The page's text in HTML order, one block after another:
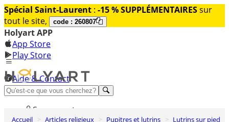
Spécial Saint-Laurent : -15 % SUPPLÉMENTAIRESsur
tout le site,
code : 260807
Holyart APP
App Store
Play Store
Aide & Contact
Découvrez Premium
Se connecter
Accueil Articles religieux Pupitres et lutrins
Lutrins sur pied